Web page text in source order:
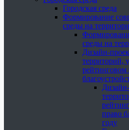
Городская среда
Формирование
среды на
среды на
Дизайн-
территорий,
рейтинговом
право
году